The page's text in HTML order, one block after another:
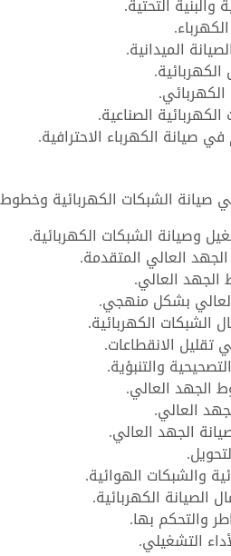
الميدانية.
الصناعية.
صيانة الكهرباء الاحترافية.
صيانة الشبكات الكهربائية
وصيانة الشبكات الكهربائية.
العالي المتقدمة.
العالي.
بشكل منهجي.
الكهربائية.
تقليل الانقطاعات.
والتنبؤية.
الجهد العالي.
العالي.
الجهد العالي.
والشبكات الهوائية.
الصيانة الكهربائية.
والتحكم بها.
التشغيلي.